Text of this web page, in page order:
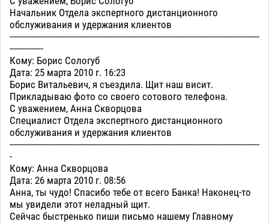
Начальник Отдела экспертного дистанционного
обслуживания и удержания клиентов
--------------------------------------------------------------------------------------------------------
--------------
Кому: Борис Сологуб
Дата: 25 марта 2010 г. 16:23
Борис Витальевич, я съездила. Щит наш висит.
Прикладываю фото со своего сотового телефона.
С уважением, Анна Скворцова
Специалист Отдела экспертного дистанционного
обслуживания и удержания клиентов
--------------------------------------------------------------------------------------------------------
-
Кому: Анна Скворцова
Дата: 26 марта 2010 г. 08:56
Анна, ты чудо! Спасибо тебе от всего Банка! Наконец-то
мы увидели этот неладный щит.
Сейчас быстренько пиши письмо нашему Главному